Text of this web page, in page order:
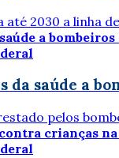
2030 a linha
da saúde a
pelos